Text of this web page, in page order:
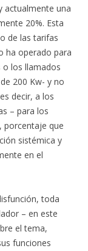
actualmente una
20%. Esta
de las tarifas
ha operado para
o los llamados
200 Kw- y no
decir, a los
– para los
porcentaje que
sistémica y
en el
toda
– en este
el tema,
funciones